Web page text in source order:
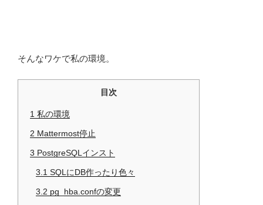
そんなワケで私の環境。
目次
1 私の環境
2 Mattermost停止
3 PostgreSQLインスト
3.1 SQLにDB作ったり色々
3.2 pg_hba.confの変更